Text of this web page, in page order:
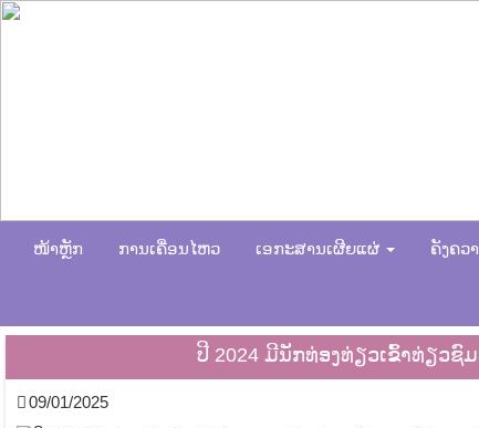
ໜ້າຫຼັກ ການເຄື່ອນໄຫວ ເອກະສານເຜີຍແຜ່ ຄັງຄວ
ປີ 2024 ມີນັກທ່ອງທ່ຽວເຂົ້າທ່ຽວ
09/01/2025